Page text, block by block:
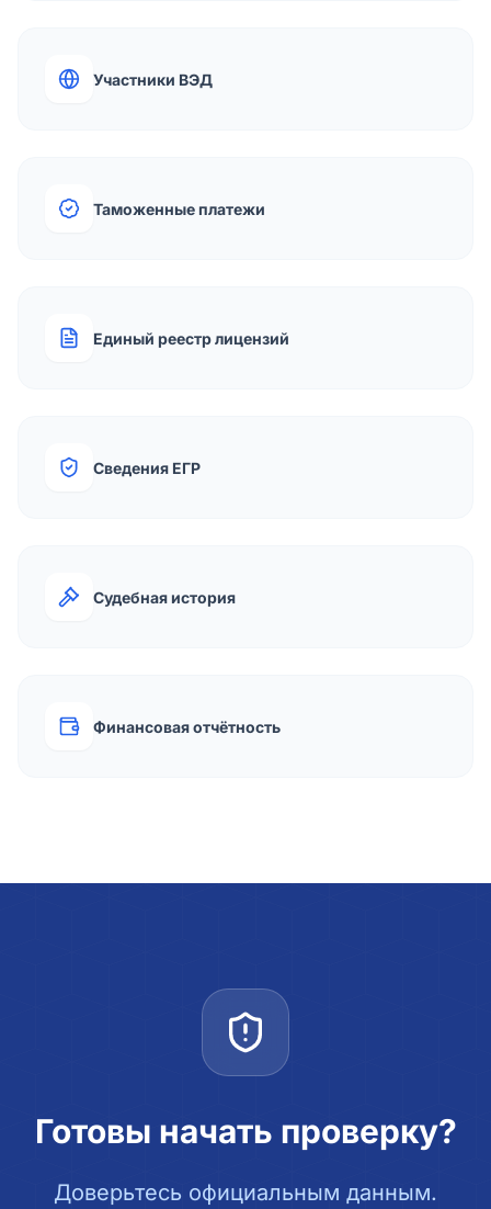
Участники ВЭД
Таможенные платежи
Единый реестр лицензий
Сведения ЕГР
Судебная история
Финансовая отчётность
Готовы начать проверку?
Доверьтесь официальным данным.